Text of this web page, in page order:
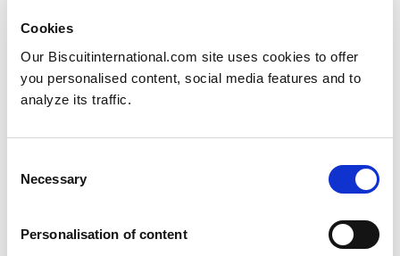
Cookies
Our Biscuitinternational.com site uses cookies to offer
you personalised content, social media features and to
analyze its traffic.
Selection
Necessary
Personalisation of content
Nos complace anunciar el lanzamiento de una nueva
innovación para 2023:Wafers Sandwich
. Esta